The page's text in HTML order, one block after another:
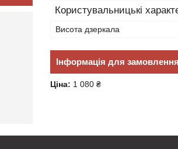
Користувальницькі
Висота дзеркала
Інформація для замовлення
Ціна: 1 080 ₴